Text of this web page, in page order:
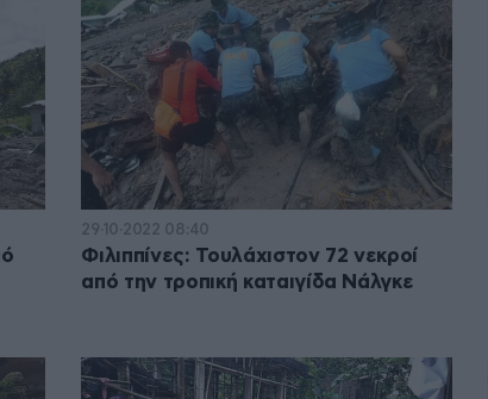
29·10·2022 08:40
Φιλιππίνες: Τουλάχιστον 72 νεκροί
από την τροπική καταιγίδα Νάλγκε